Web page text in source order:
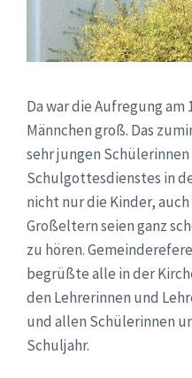
Da war die Aufregung
Männchen groß. Das
sehr jungen
Schulgottesdienstes in
nicht nur die Kinder,
Großeltern seien ganz
zu hören.
begrüßte alle in der
den Lehrerinnen und
und allen Schülerinnen
Schuljahr.